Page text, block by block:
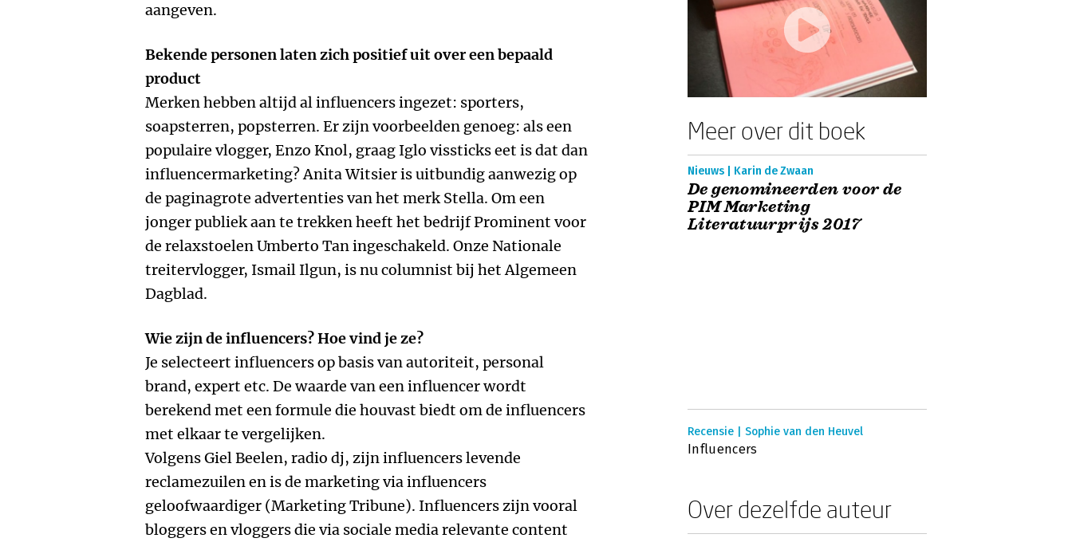
aangeven.
Bekende personen laten zich positief uit over een bepaald
product
Merken hebben altijd al influencers ingezet: sporters,
soapsterren, popsterren. Er zijn voorbeelden genoeg: als een
populaire vlogger, Enzo Knol, graag Iglo vissticks eet is dat dan
influencermarketing? Anita Witsier is uitbundig aanwezig op
de paginagrote advertenties van het merk Stella. Om een
jonger publiek aan te trekken heeft het bedrijf Prominent voor
de relaxstoelen Umberto Tan ingeschakeld. Onze Nationale
treitervlogger, Ismail Ilgun, is nu columnist bij het Algemeen
Dagblad.
Wie zijn de influencers? Hoe vind je ze?
Je selecteert influencers op basis van autoriteit, personal
brand, expert etc. De waarde van een influencer wordt
berekend met een formule die houvast biedt om de influencers
met elkaar te vergelijken.
Volgens Giel Beelen, radio dj, zijn influencers levende
reclamezuilen en is de marketing via influencers
geloofwaardiger (Marketing Tribune). Influencers zijn vooral
bloggers en vloggers die via sociale media relevante content
Meer over dit boek
Nieuws | Karin de Zwaan
De genomineerden voor de
PIM Marketing
Literatuurprijs 2017
Recensie | Sophie van den Heuvel
Influencers
Over dezelfde auteur